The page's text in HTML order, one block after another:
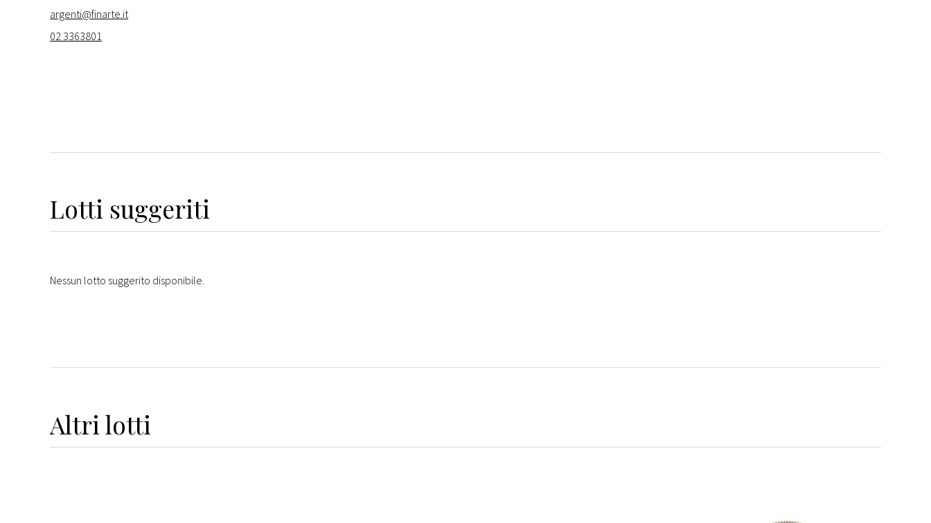
argenti@finarte.it
02 3363801
Lotti suggeriti
Nessun lotto suggerito disponibile.
Altri lotti